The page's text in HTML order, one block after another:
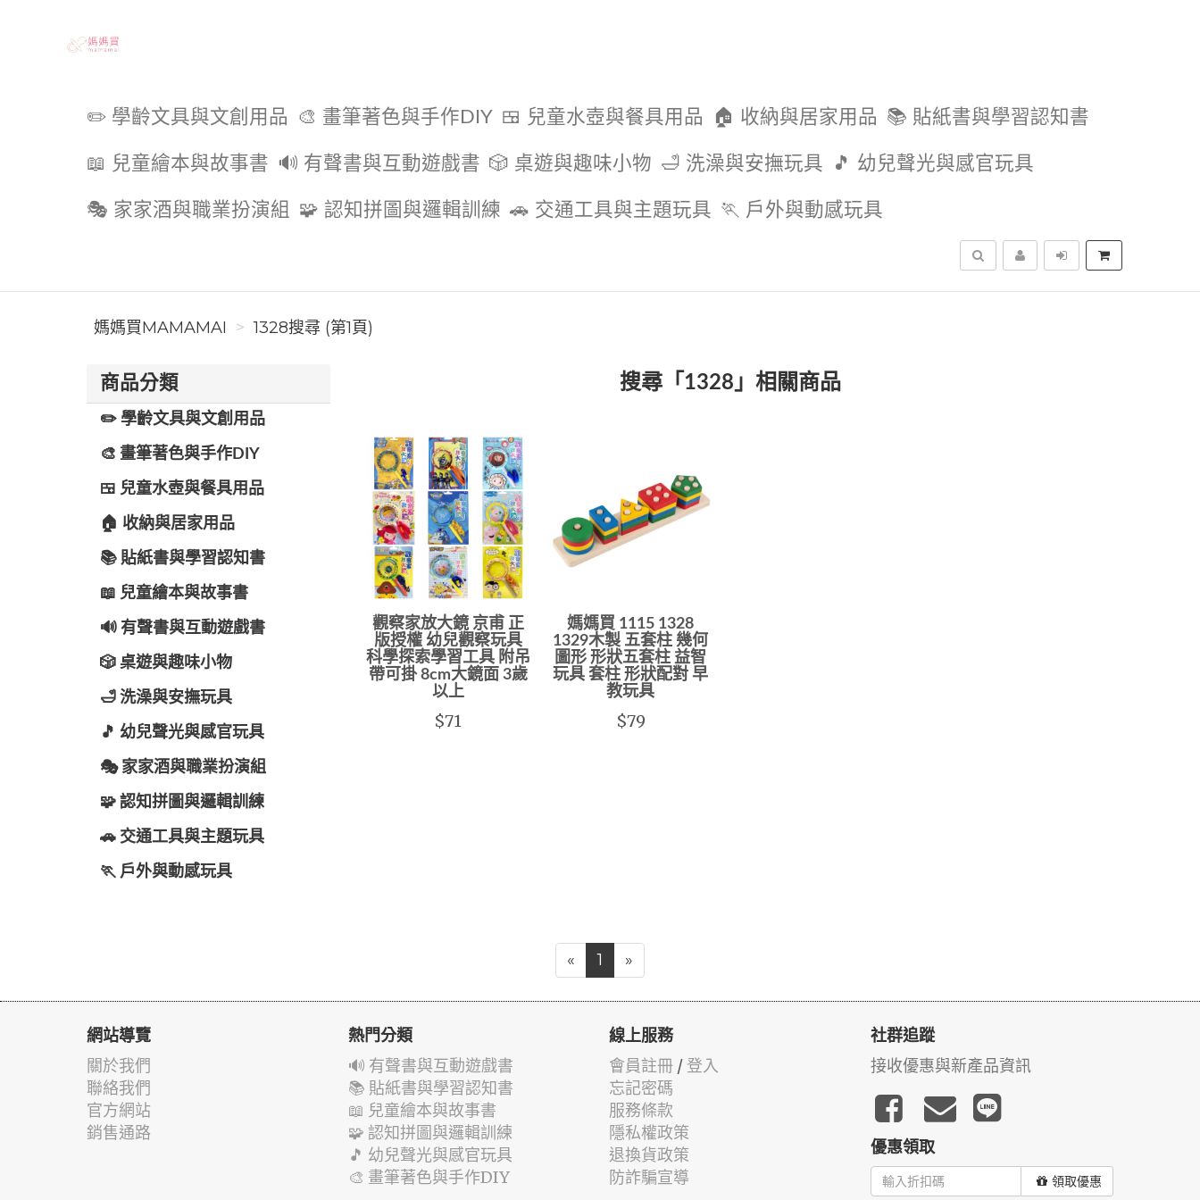
✏️ 學齡文具與文創用品 🎨 畫筆著色與手作DIY 🍱 兒童水壺與餐具用品 🏠 收納與居家用品 📚 貼紙書與學習認知書
📖 兒童繪本與故事書 🔊 有聲書與互動遊戲書 🎲 桌遊與趣味小物 🛁 洗澡與安撫玩具 🎵 幼兒聲光與感官玩具
🎭 家家酒與職業扮演組 🧩 認知拼圖與邏輯訓練 🚗 交通工具與主題玩具 🏃 戶外與動感玩具
搜尋
媽媽買MAMAMAI 1328搜尋 (第1頁)
商品分類
✏️ 學齡文具與文創用品
🎨 畫筆著色與手作DIY
🍱 兒童水壺與餐具用品
🏠 收納與居家用品
📚 貼紙書與學習認知書
📖 兒童繪本與故事書
🔊 有聲書與互動遊戲書
🎲 桌遊與趣味小物
🛁 洗澡與安撫玩具
🎵 幼兒聲光與感官玩具
🎭 家家酒與職業扮演組
🧩 認知拼圖與邏輯訓練
🚗 交通工具與主題玩具
🏃 戶外與動感玩具
搜尋「1328」相關商品
觀察家放大鏡 京甫 正
版授權 幼兒觀察玩具
科學探索學習工具 附吊
帶可掛 8cm大鏡面 3歲
以上
$71
媽媽買 1115 1328
1329木製 五套柱 幾何
圖形 形狀五套柱 益智
玩具 套柱 形狀配對 早
教玩具
$79
« 1 »
網站導覽
關於我們
聯絡我們
官方網站
銷售通路
熱門分類
🔊 有聲書與互動遊戲書
📚 貼紙書與學習認知書
📖 兒童繪本與故事書
🧩 認知拼圖與邏輯訓練
🎵 幼兒聲光與感官玩具
🎨 畫筆著色與手作DIY
線上服務
會員註冊 / 登入
忘記密碼
服務條款
隱私權政策
退換貨政策
防詐騙宣導
社群追蹤
接收優惠與新產品資訊
優惠領取
領取優惠